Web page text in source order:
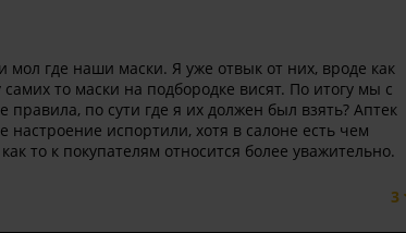
где наши маски. Я уже отвык от них, вроде как
то маски на подбородке висят. По итогу мы с
по сути где я их должен был взять? Аптек
испортили, хотя в салоне есть чем
то к покупателям относится более уважительно.
3